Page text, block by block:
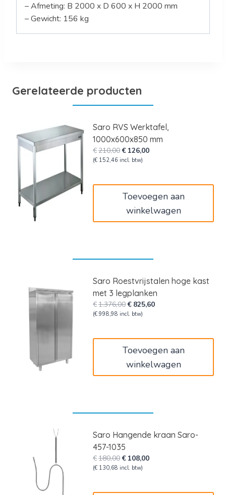
– Afmeting: B 2000 x D 600 x H 2000 mm
– Gewicht: 156 kg
Gerelateerde producten
Saro RVS Werktafel,
1000x600x850 mm
€210,00Oorspronkelijke
prijs
€ 126,00Huidige
(€ 152,46 incl. btw)
Toevoegen aan
winkelwagen
Saro Roestvrijstalen hoge kast
met 3 legplanken
€1.376,00Oorspronkelijke
prijs
€ 825,60Huidige
(€ 998,98 incl. btw)
Toevoegen aan
winkelwagen
Saro Hangende kraan Saro-
457-1035
€180,00Oorspronkelijke
prijs
€ 108,00Huidige
(€ 130,68 incl. btw)